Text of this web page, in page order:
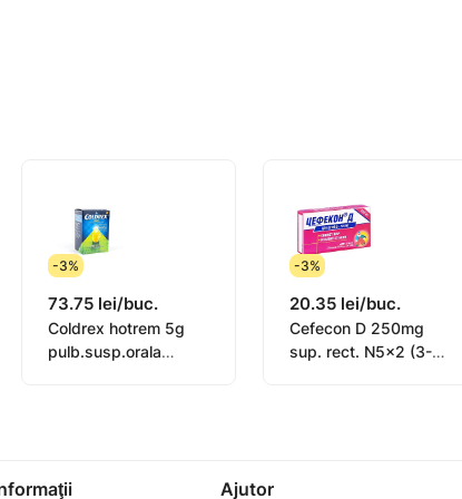
scurtă perioadă necesară controlării simptomelor.
într-un interval de 24 de ore.
de sângerare gastrică, cauzat de ibuprofen.
TYLOL Gripă și Răceală.
-3%
73.75 lei/buc.
Coldrex hotrem 5g
pulb.susp.orala
-3%
20.35 lei/buc.
Cefecon D 250mg
sup. rect. N5x2 (3-
Ajutor